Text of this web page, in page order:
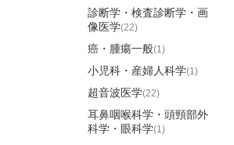
診断学・検査診断学・画
像医学(22)
癌・腫瘍一般(1)
小児科・産婦人科学(1)
超音波医学(22)
耳鼻咽喉科学・頭頸部外
科学・眼科学(1)